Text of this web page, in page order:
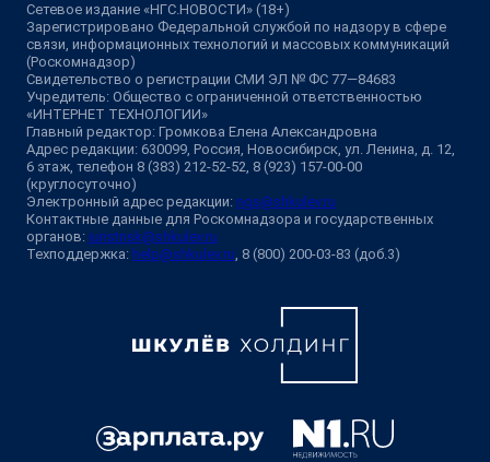
Сетевое издание «НГС.НОВОСТИ» (18+)
Зарегистрировано Федеральной службой по надзору в сфере
связи, информационных технологий и массовых коммуникаций
(Роскомнадзор)
Свидетельство о регистрации СМИ ЭЛ № ФС 77—84683
Учредитель: Общество с ограниченной ответственностью
«ИНТЕРНЕТ ТЕХНОЛОГИИ»
Главный редактор: Громкова Елена Александровна
Адрес редакции: 630099, Россия, Новосибирск, ул. Ленина, д. 12,
6 этаж, телефон 8 (383) 212-52-52, 8 (923) 157-00-00
(круглосуточно)
Электронный адрес редакции: ngs@shkulev.ru
Контактные данные для Роскомнадзора и государственных
органов: juristnsk@shkulev.ru
Техподдержка: help@shkulev.ru, 8 (800) 200-03-83 (доб.3)